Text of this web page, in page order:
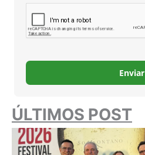
Enviar
ÚLTIMOS POST